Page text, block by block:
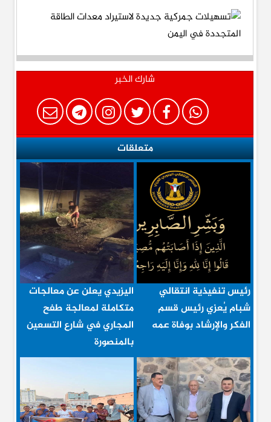
شارك الخبر
متعلقات
رئيس تنفيذية انتقالي
شبام يُعزي رئيس قسم
الفكر والإرشاد بوفاة عمه
اليزيدي يعلن عن معالجات
متكاملة لمعالجة طفح
المجاري في شارع التسعين
بالمنصورة